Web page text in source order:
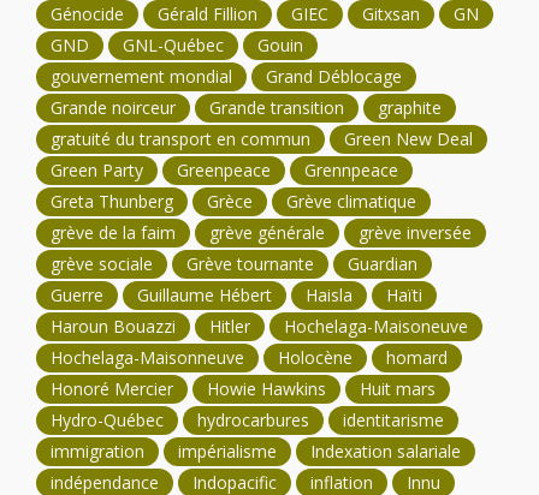
Génocide
Gérald Fillion GIEC Gitxsan
GN
GND
GNL-Québec
Gouin
gouvernement mondial
Grand Déblocage
Grande noirceur
Grande transition
graphite
gratuité du transport en commun
Green New Deal
Green Party
Greenpeace
Grennpeace
Greta Thunberg
Grèce
Grève climatique
grève de la faim
grève générale
grève inversée
grève sociale
Grève tournante
Guardian
Guerre
Guillaume Hébert Haisla
Haïti
Haroun Bouazzi
Hitler
Hochelaga-Maisoneuve
Hochelaga-Maisonneuve
Holocène
homard
Honoré Mercier
Howie Hawkins
Huit mars
Hydro-Québec
hydrocarbures
identitarisme
immigration
impérialisme
Indexation salariale
indépendance
Indopacific inflation
Innu